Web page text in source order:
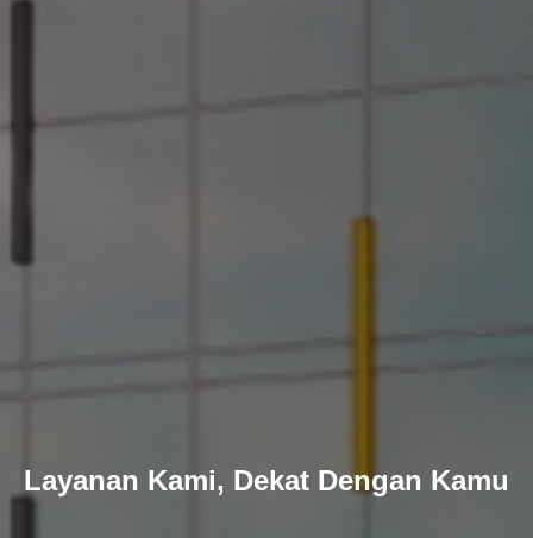
Layanan Kami, Dekat Dengan Kamu